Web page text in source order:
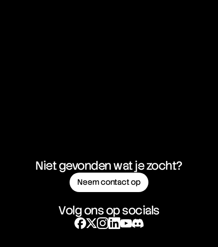
Niet gevonden wat je zocht?
Neem contact op
Volg ons op socials